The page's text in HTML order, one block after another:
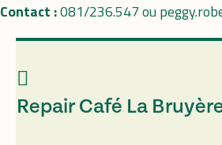
Contact :081/236.547 ou
Repair Café La